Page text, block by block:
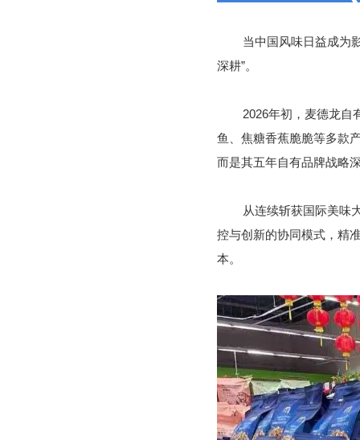
当中国风味日益成为
深耕”。
2026年初，麦德龙自
鱼、焦糖香蕉脆脆等多款
而是其五年自有品牌战略
从连续斩获国际美味
控与创新的协同模式，精
本。